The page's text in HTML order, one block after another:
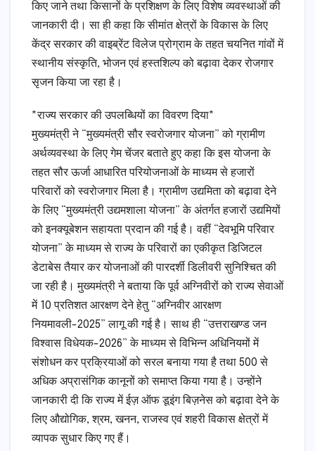
किए जाने तथा किसानों के प्रशिक्षण के लिए विशेष व्यवस्थाओं की
जानकारी दी। सा ही कहा कि सीमांत क्षेत्रों के विकास के लिए
केंद्र सरकार की वाइब्रेंट विलेज प्रोग्राम के तहत चयनित गांवों में
स्थानीय संस्कृति, भोजन एवं हस्तशिल्प को बढ़ावा देकर रोजगार
सृजन किया जा रहा है।
*राज्य सरकार की उपलब्धियों का विवरण दिया*
मुख्यमंत्री ने “मुख्यमंत्री सौर स्वरोजगार योजना” को ग्रामीण
अर्थव्यवस्था के लिए गेम चेंजर बताते हुए कहा कि इस योजना के
तहत सौर ऊर्जा आधारित परियोजनाओं के माध्यम से हजारों
परिवारों को स्वरोजगार मिला है। ग्रामीण उद्यमिता को बढ़ावा देने
के लिए “मुख्यमंत्री उद्यमशाला योजना” के अंतर्गत हजारों उद्यमियों
को इनक्यूबेशन सहायता प्रदान की गई है। वहीं “देवभूमि परिवार
योजना” के माध्यम से राज्य के परिवारों का एकीकृत डिजिटल
डेटाबेस तैयार कर योजनाओं की पारदर्शी डिलीवरी सुनिश्चित की
जा रही है। मुख्यमंत्री ने बताया कि पूर्व अग्निवीरों को राज्य सेवाओं
में 10 प्रतिशत आरक्षण देने हेतु “अग्निवीर आरक्षण
नियमावली-2025” लागू की गई है। साथ ही “उत्तराखण्ड जन
विश्वास विधेयक-2026” के माध्यम से विभिन्न अधिनियमों में
संशोधन कर प्रक्रियाओं को सरल बनाया गया है तथा 500 से
अधिक अप्रासंगिक कानूनों को समाप्त किया गया है। उन्होंने
जानकारी दी कि राज्य में ईज़ ऑफ डूइंग बिज़नेस को बढ़ावा देने के
लिए औद्योगिक, श्रम, खनन, राजस्व एवं शहरी विकास क्षेत्रों में
व्यापक सुधार किए गए हैं।